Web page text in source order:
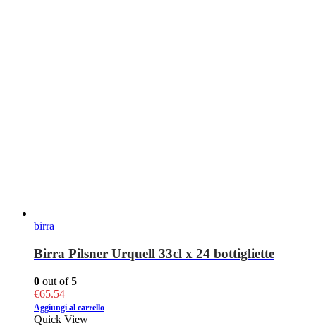
birra
Birra Pilsner Urquell 33cl x 24 bottigliette
0 out of 5
€65.54
Aggiungi al carrello
Quick View